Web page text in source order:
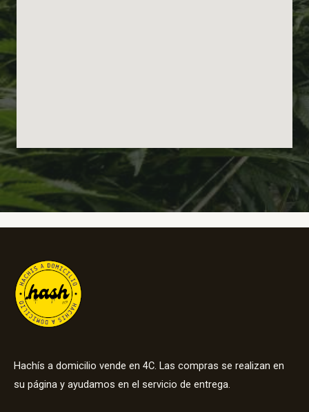
Hachís a domicilio vende en 4C. Las compras se realizan en
su página y ayudamos en el servicio de entrega.